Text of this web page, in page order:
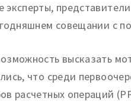
эксперты,
совещании с
высказать
что среди
расчетных операций